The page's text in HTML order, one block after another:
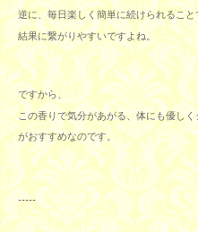
逆に、毎日楽しく簡単に続けられるこ
結果に繋がりやすいですよね。
ですから、
この香りで気分があがる、体にも優し
がおすすめなのです。
-----